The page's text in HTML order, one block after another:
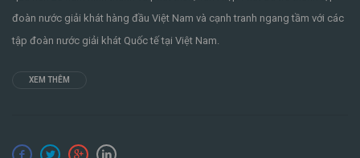
đoàn nước giải khát hàng đầu Việt Nam và cạnh tranh ngang tầm với các
tập đoàn nước giải khát Quốc tế tại Việt Nam.
XEM THÊM